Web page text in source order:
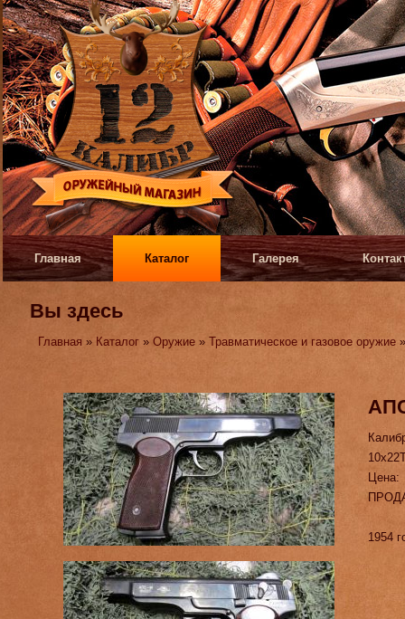
Главная Каталог Галерея
Вы здесь
Главная » Каталог »Оружие »Травматическое и газовое оружие
Цена:
1954